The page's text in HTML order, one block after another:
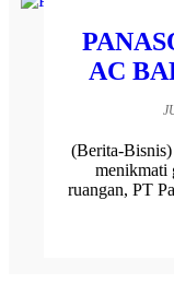
AC
(Berita-
menikmati
ruangan, PT